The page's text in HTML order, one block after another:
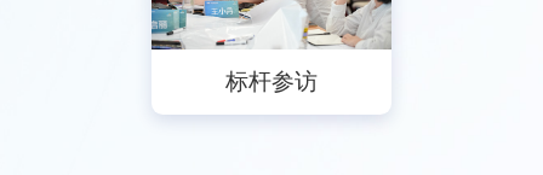
标杆参访